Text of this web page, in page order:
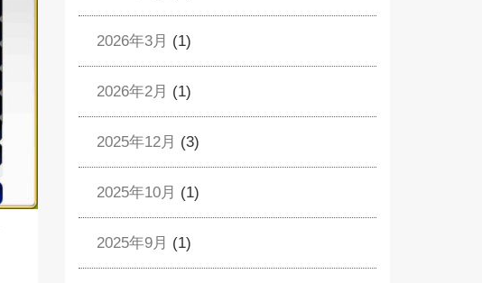
2026年3月 (1)
2026年2月 (1)
2025年12月 (3)
2025年10月 (1)
2025年9月 (1)